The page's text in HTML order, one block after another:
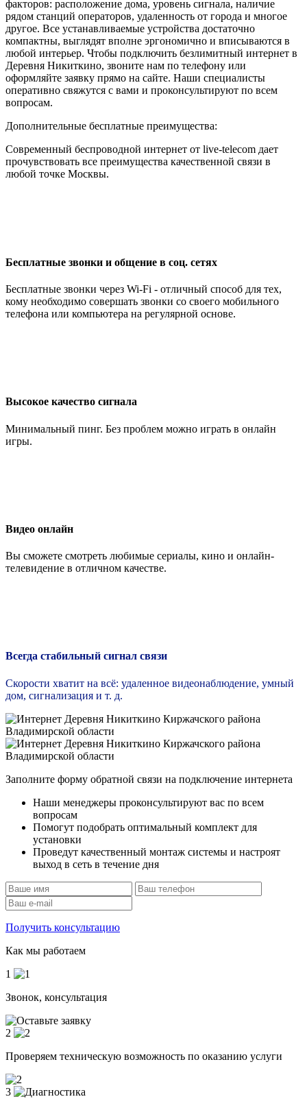
факторов: расположение дома, уровень сигнала, наличие
рядом станций операторов, удаленность от города и многое
другое. Все устанавливаемые устройства достаточно
компактны, выглядят вполне эргономично и вписываются в
любой интерьер. Чтобы подключить безлимитный интернет в
Деревня Никиткино, звоните нам по телефону или
оформляйте заявку прямо на сайте. Наши специалисты
оперативно свяжутся с вами и проконсультируют по всем
вопросам.
Дополнительные бесплатные преимущества:
Современный беспроводной интернет от live-telecom дает
прочувствовать все преимущества качественной связи в
любой точке Москвы.
Бесплатные звонки и общение в соц. сетях
Бесплатные звонки через Wi-Fi - отличный способ для тех,
кому необходимо совершать звонки со своего мобильного
телефона или компьютера на регулярной основе.
Высокое качество сигнала
Минимальный пинг. Без проблем можно играть в онлайн
игры.
Видео онлайн
Вы сможете смотреть любимые сериалы, кино и онлайн-
телевидение в отличном качестве.
Всегда стабильный сигнал связи
Скорости хватит на всё: удаленное видеонаблюдение, умный
дом, сигнализация и т. д.
Заполните форму обратной связи на подключение интернета
Наши менеджеры проконсультируют вас по всем
вопросам
Помогут подобрать оптимальный комплект для
установки
Проведут качественный монтаж системы и настроят
выход в сеть в течение дня
Получить консультацию
Как мы работаем
1
Звонок, консультация
2
Проверяем техническую возможность по оказанию услуги
3